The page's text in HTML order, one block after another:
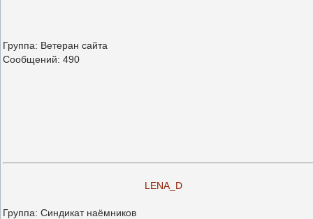
Группа: Ветеран сайта
Сообщений: 490
LENA_D
Группа: Синдикат наёмников